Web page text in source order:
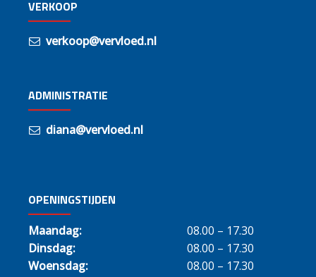
VERKOOP
verkoop@vervloed.nl
ADMINISTRATIE
diana@vervloed.nl
OPENINGSTIJDEN
Maandag:
08.00 – 17.30
Dinsdag:
08.00 – 17.30
Woensdag:
08.00 – 17.30